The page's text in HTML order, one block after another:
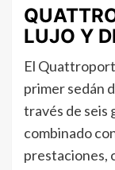
LUJO Y
El
primer sedán
través de seis
combinado
prestaciones,